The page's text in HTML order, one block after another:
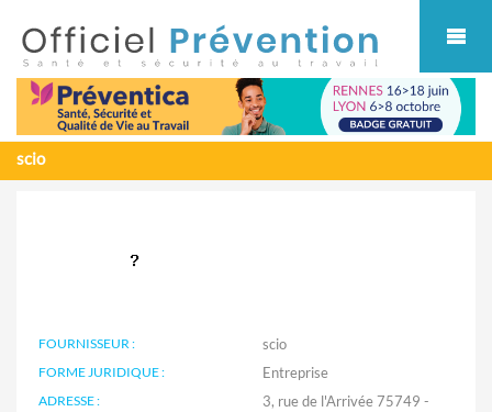
scio
FOURNISSEUR : scio
FORME JURIDIQUE : Entreprise
ADRESSE :
3, rue de l'Arrivée 75749 -